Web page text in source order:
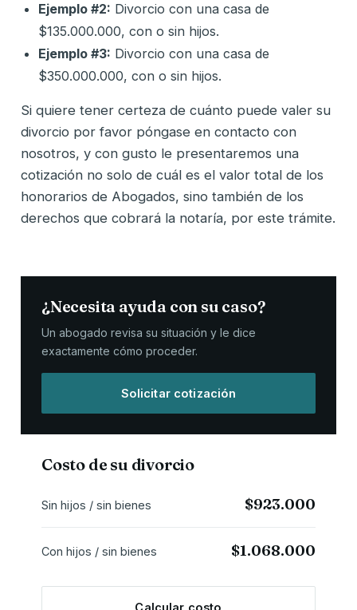
Ejemplo #2: Divorcio con una casa de
$135.000.000, con o sin hijos.
Ejemplo #3: Divorcio con una casa de
$350.000.000, con o sin hijos.
Si quiere tener certeza de cuánto puede valer su
divorcio por favor póngase en contacto con
nosotros, y con gusto le presentaremos una
cotización no solo de cuál es el valor total de los
honorarios de Abogados, sino también de los
derechos que cobrará la notaría, por este trámite.
¿Necesita ayuda con su caso?
Un abogado revisa su situación y le dice
exactamente cómo proceder.
Solicitar cotización
Costo de su divorcio
Sin hijos / sin bienes $923.000
Con hijos / sin bienes $1.068.000
Calcular costo